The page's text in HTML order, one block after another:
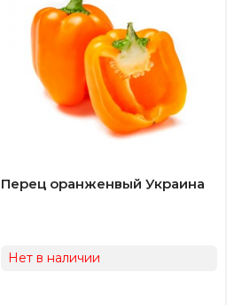
Перец оранженвый Украина
Нет в наличии